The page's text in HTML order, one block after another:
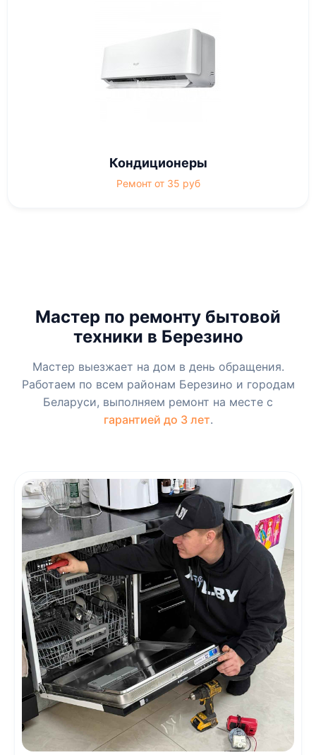
Кондиционеры
Ремонт от 35 руб
Мастер по ремонту бытовой
техники в Березино
Мастер выезжает на дом в день обращения.
Работаем по всем районам Березино и городам
Беларуси, выполняем ремонт на месте с
гарантией до 3 лет.